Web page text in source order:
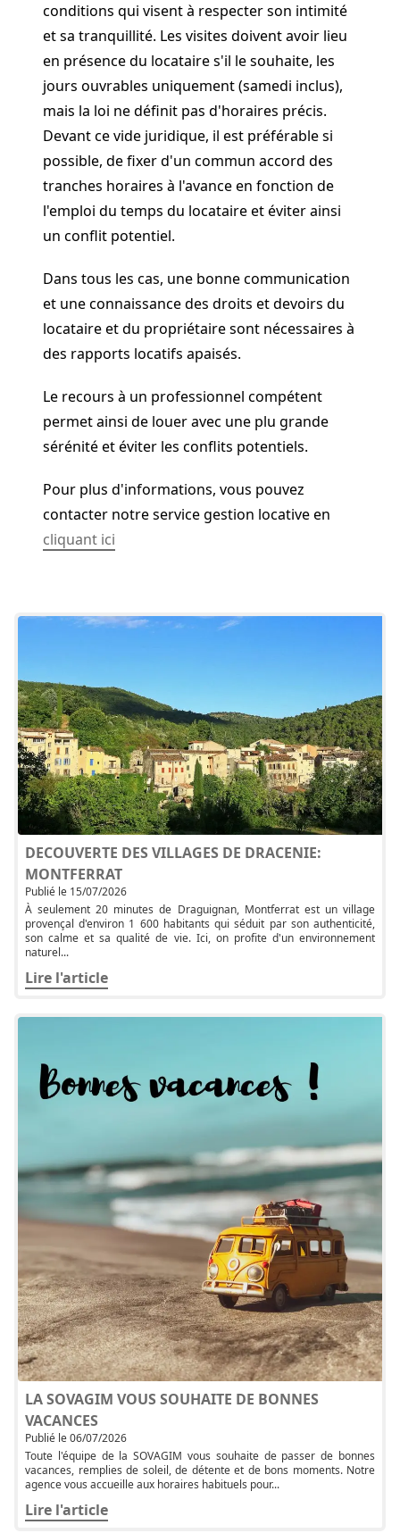
conditions qui visent à respecter son intimité
et sa tranquillité. Les visites doivent avoir lieu
en présence du locataire s'il le souhaite, les
jours ouvrables uniquement (samedi inclus),
mais la loi ne définit pas d'horaires précis.
Devant ce vide juridique, il est préférable si
possible, de fixer d'un commun accord des
tranches horaires à l'avance en fonction de
l'emploi du temps du locataire et éviter ainsi
un conflit potentiel.
Dans tous les cas, une bonne communication
et une connaissance des droits et devoirs du
locataire et du propriétaire sont nécessaires à
des rapports locatifs apaisés.
Le recours à un professionnel compétent
permet ainsi de louer avec une plu grande
sérénité et éviter les conflits potentiels.
Pour plus d'informations, vous pouvez
contacter notre service gestion locative en
cliquant ici
DECOUVERTE DES VILLAGES DE DRACENIE:
MONTFERRAT
Publié le 15/07/2026
À seulement 20 minutes de Draguignan, Montferrat est un village
provençal d'environ 1 600 habitants qui séduit par son authenticité,
son calme et sa qualité de vie. Ici, on profite d'un environnement
naturel...
Lire l'article
LA SOVAGIM VOUS SOUHAITE DE BONNES
VACANCES
Publié le 06/07/2026
Toute l'équipe de la SOVAGIM vous souhaite de passer de bonnes
vacances, remplies de soleil, de détente et de bons moments. Notre
agence vous accueille aux horaires habituels pour...
Lire l'article